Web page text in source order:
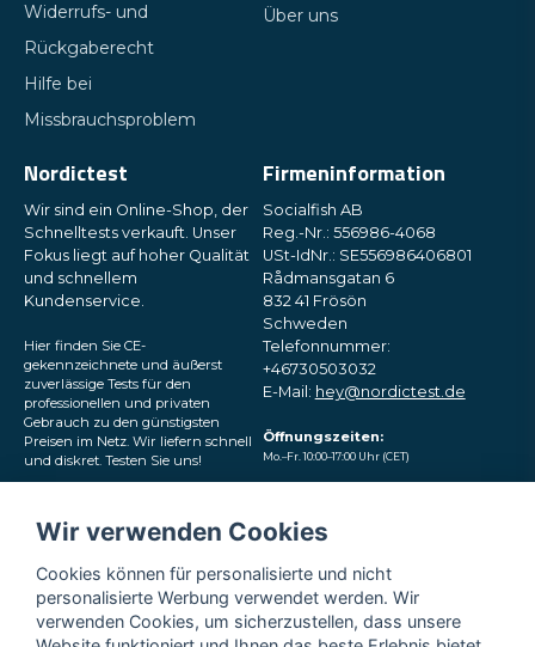
Widerrufs- und
Rückgaberecht
Hilfe bei
Missbrauchsproblem
Über uns
Nordictest
Wir sind ein Online-Shop, der
Schnelltests verkauft. Unser
Fokus liegt auf hoher Qualität
und schnellem
Kundenservice.
Hier finden Sie CE-
gekennzeichnete und äußerst
zuverlässige Tests für den
professionellen und privaten
Gebrauch zu den günstigsten
Preisen im Netz. Wir liefern schnell
und diskret. Testen Sie uns!
sozialen Medien
Firmeninformation
Socialfish AB
Reg.-Nr.: 556986-4068
USt-IdNr.: SE556986406801
Rådmansgatan 6
832 41 Frösön
Schweden
Telefonnummer:
+46730503032
E-Mail: hey@nordictest.de
Öffnungszeiten:
Mo.–Fr. 10:00–17:00 Uhr (CET)
Wir verwenden Cookies
Cookies können für personalisierte und nicht
personalisierte Werbung verwendet werden. Wir
verwenden Cookies, um sicherzustellen, dass unsere